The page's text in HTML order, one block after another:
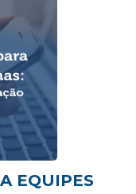
EQUIPES